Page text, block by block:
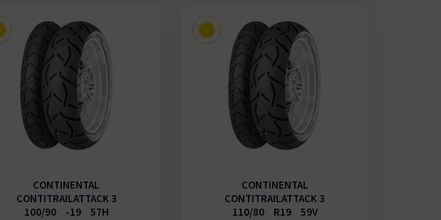
CONTINENTAL
CONTITRAILATTACK 3
100/90 -19 57H
CONTINENTAL
CONTITRAILATTACK 3
110/80 R19 59V